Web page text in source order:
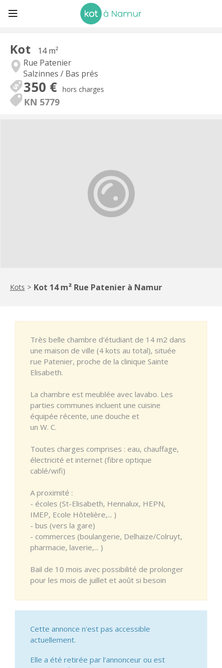
Kot
14 m²
Rue Patenier
Salzinnes / Bas prés
350 € hors charges
KN 5779
Kots > Kot 14 m² Rue Patenier à Namur
Très belle chambre d'étudiant de 14 m2 dans
une maison de ville (4 kots au total), située
rue Patenier, proche de la clinique Sainte
Elisabeth.
La chambre est meublée avec lavabo. Les
parties communes incluent une cuisine
équipée récente, une douche et
un W. C.
Toutes charges comprises : eau, chauffage,
électricité et internet (fibre optique
cablé/wifi)
A proximité :
- écoles (St-Elisabeth, Hennalux, HEPN,
IMEP, Ecole Hôtelière,... )
- bus (vers la gare)
- commerces (boulangerie, Delhaize/Colruyt,
pharmacie, laverie,... )
Bail de 10 mois avec possibilité de prolonger
pour les mois de juillet et août si besoin
Cette annonce n'est pas accessible
actuellement.
Elle a été retirée par l'annonceur ou est